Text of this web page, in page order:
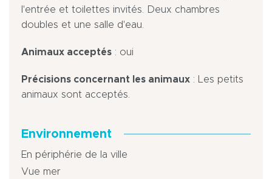
l'entrée et toilettes invités. Deux chambres
doubles et une salle d'eau.
Animaux acceptés : oui
Précisions concernant les animaux : Les petits
animaux sont acceptés.
Environnement
En périphérie de la ville
Vue mer